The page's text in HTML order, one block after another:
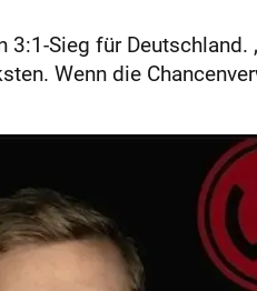
Sieg für
Wenn die